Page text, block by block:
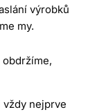
výrobků
my.
vždy nejprve